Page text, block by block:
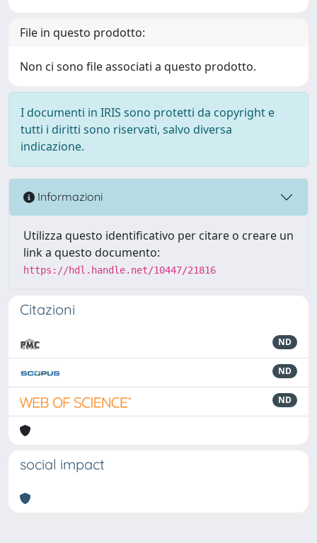
File in questo prodotto:
Non ci sono file associati a questo prodotto.
I documenti in IRIS sono protetti da copyright e
tutti i diritti sono riservati, salvo diversa
indicazione.
Informazioni
Utilizza questo identificativo per citare o creare un
link a questo documento:
https://hdl.handle.net/10447/21816
Citazioni
ND
ND
ND
social impact